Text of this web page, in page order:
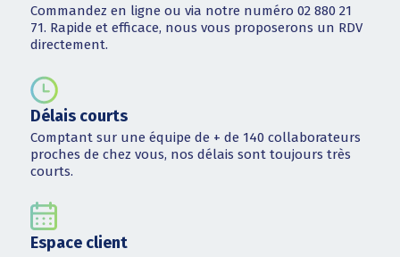
Commandez en ligne ou via notre numéro 02 880 21
71. Rapide et efficace, nous vous proposerons un RDV
directement.
Délais courts
Comptant sur une équipe de + de 140 collaborateurs
proches de chez vous, nos délais sont toujours très
courts.
Espace client